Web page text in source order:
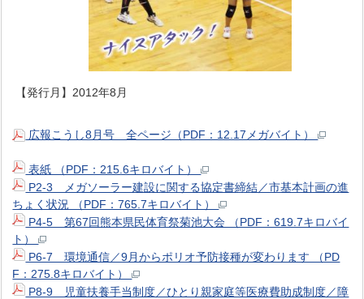
【発行月】2012年8月
広報こうし8月号 全ページ（PDF：12.17メガバイト）
表紙 （PDF：215.6キロバイト）
P2-3 メガソーラー建設に関する協定書締結／市基本計画の進
ちょく状況 （PDF：765.7キロバイト）
P4-5 第67回熊本県民体育祭菊池大会 （PDF：619.7キロバイ
ト）
P6-7 環境通信／9月からポリオ予防接種が変わります （PD
F：275.8キロバイト）
P8-9 児童扶養手当制度／ひとり親家庭等医療費助成制度／障